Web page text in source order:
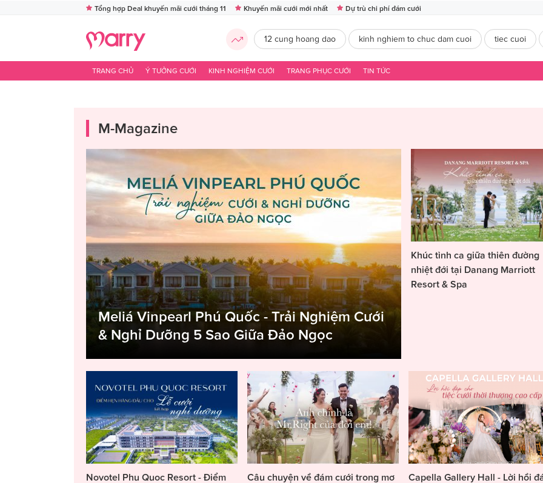
Tổng hợp Deal khuyến mãi cưới tháng 11 Khuyến mãi cưới mới nhất Dự trù chi phí đám cưới
12 cung hoang dao kinh nghiem to chuc dam cuoi tiec cuoi
TRANG CHỦ Ý TƯỞNG CƯỚI KINH NGHIỆM CƯỚI TRANG PHỤC CƯỚI TIN TỨC
M-Magazine
Meliá Vinpearl Phú Quốc - Trải Nghiệm Cưới
& Nghỉ Dưỡng 5 Sao Giữa Đảo Ngọc
Khúc tình ca giữa thiên đường
nhiệt đới tại Danang Marriott
Resort & Spa
Novotel Phu Quoc Resort - Điểm
Câu chuyện về đám cưới trong mơ
Capella Gallery Hall - Lời hồi